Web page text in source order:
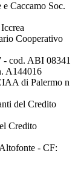
Caccamo Soc.
Cooperativo
- cod. ABI 08341
A144016
di Palermo n
del Credito
Credito
- CF: